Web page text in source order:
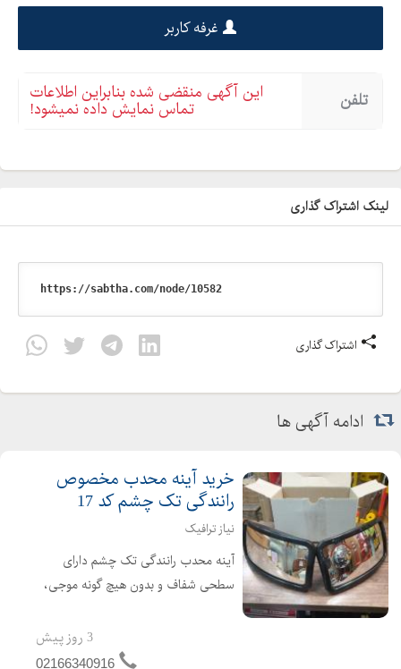
برچسب آینه ای
شبرنگ پارکینگ
پوستر سه بعدی
پارکت
انواع دیوار پوش
برچسب کابینت تهران
قیمت برچسب
برچسب فردوسی
برچسب دیواری رولی
برچسب در
برچسب الکور
فروشگاه برچسب دیواری در تهران
برچسب تزئینی
برچسب رولی
غرفه کاربر
تلفن این آگهی منقضی شده بنابراین اطلاعات
تماس نمایش داده نمیشود!
لینک اشتراک گذاری
اشتراک گذاری
ادامه آگهی ها
خرید آینه محدب مخصوص
رانندگی تک چشم کد 17
نیاز ترافیک
آینه محدب رانندگی تک چشم دارای
سطحی شفاف و بدون هیچ گونه موجی،
راکبان وسایل نقلیه نشان می دهد. جنس
این آینه محدب ترافیکی، از شیشه است
3 روز پیش
02166340916